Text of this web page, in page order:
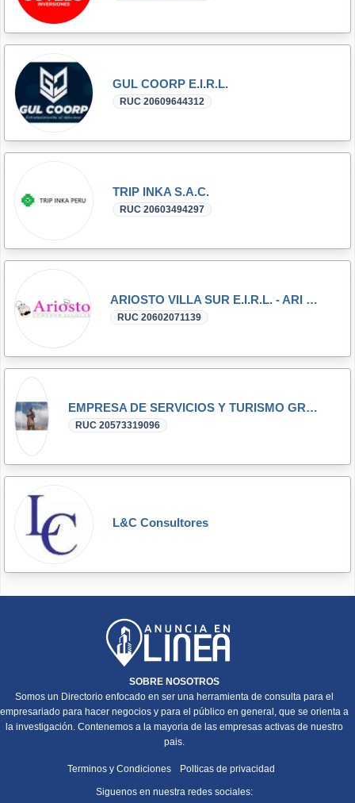
GUL COORP E.I.R.L.
RUC 20609644312
TRIP INKA S.A.C.
RUC 20603494297
ARIOSTO VILLA SUR E.I.R.L. - ARI V.S.
RUC 20602071139
EMPRESA DE SERVICIOS Y TURISMO GRC SOCIEDAD COMERCIAL DE RESPONSABILIDAD LIMITADA
RUC 20573319096
L&C Consultores
SOBRE NOSOTROS
Somos un Directorio enfocado en ser una herramienta de consulta para el
empresariado para hacer negocios y para el público en general, que se orienta a
la investigación. Contenemos a la mayoria de las empresas activas de nuestro
pais.
Terminos y Condiciones Polticas de privacidad
Siguenos en nuestra redes sociales: